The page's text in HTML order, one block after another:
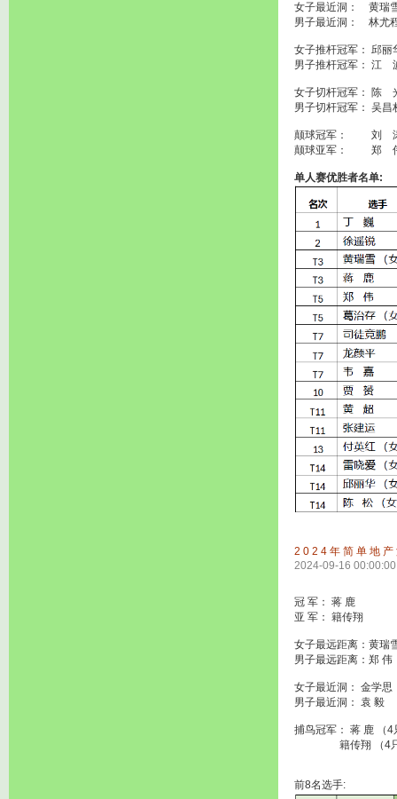
女子最近洞： 黄瑞
男子最近洞： 林尤
女子推杆冠军： 邱丽
男子推杆冠军： 江
女子切杆冠军： 陈
男子切杆冠军： 吴昌
颠球冠军： 刘
颠球亚军： 郑
单人赛优胜者名单:
2024年简单地产
2024-09-16 00:00:00
冠 军： 蒋 鹿
亚 军： 籍传翔
女子最远距离：黄瑞
男子最远距离：郑 伟
女子最近洞： 金学思
男子最近洞： 袁 毅
捕鸟冠军： 蒋 鹿 （4
籍传翔 （4
前8名选手: